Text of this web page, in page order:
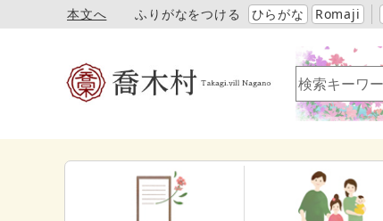
本文へ ふりがなをつける ひらがな Romaji